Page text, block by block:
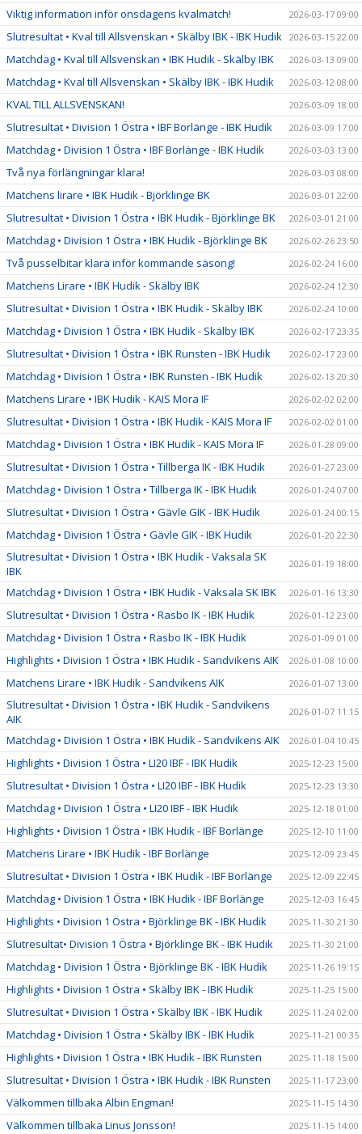
Viktig information inför onsdagens kvalmatch! 2026-03-17 09:00
Slutresultat • Kval till Allsvenskan • Skälby IBK - IBK Hudik 2026-03-15 22:00
Matchdag • Kval till Allsvenskan • IBK Hudik - Skälby IBK 2026-03-13 09:00
Matchdag • Kval till Allsvenskan • Skälby IBK - IBK Hudik 2026-03-12 08:00
KVAL TILL ALLSVENSKAN! 2026-03-09 18:00
Slutresultat • Division 1 Östra • IBF Borlänge - IBK Hudik 2026-03-09 17:00
Matchdag • Division 1 Östra • IBF Borlänge - IBK Hudik 2026-03-03 13:00
Två nya förlängningar klara! 2026-03-03 08:00
Matchens lirare • IBK Hudik - Björklinge BK 2026-03-01 22:00
Slutresultat • Division 1 Östra • IBK Hudik - Björklinge BK 2026-03-01 21:00
Matchdag • Division 1 Östra • IBK Hudik - Björklinge BK 2026-02-26 23:50
Två pusselbitar klara inför kommande säsong! 2026-02-24 16:00
Matchens Lirare • IBK Hudik - Skälby IBK 2026-02-24 12:30
Slutresultat • Division 1 Östra • IBK Hudik - Skälby IBK 2026-02-24 10:00
Matchdag • Division 1 Östra • IBK Hudik - Skälby IBK 2026-02-17 23:35
Slutresultat • Division 1 Östra • IBK Runsten - IBK Hudik 2026-02-17 23:00
Matchdag • Division 1 Östra • IBK Runsten - IBK Hudik 2026-02-13 20:30
Matchens Lirare • IBK Hudik - KAIS Mora IF 2026-02-02 02:00
Slutresultat • Division 1 Östra • IBK Hudik - KAIS Mora IF 2026-02-02 01:00
Matchdag • Division 1 Östra • IBK Hudik - KAIS Mora IF 2026-01-28 09:00
Slutresultat • Division 1 Östra • Tillberga IK - IBK Hudik 2026-01-27 23:00
Matchdag • Division 1 Östra • Tillberga IK - IBK Hudik 2026-01-24 07:00
Slutresultat • Division 1 Östra • Gävle GIK - IBK Hudik 2026-01-24 00:15
Matchdag • Division 1 Östra • Gävle GIK - IBK Hudik 2026-01-20 22:30
Slutresultat • Division 1 Östra • IBK Hudik - Vaksala SK
IBK
2026-01-19 18:00
Matchdag • Division 1 Östra • IBK Hudik - Vaksala SK IBK 2026-01-16 13:30
Slutresultat • Division 1 Östra • Rasbo IK - IBK Hudik 2026-01-12 23:00
Matchdag • Division 1 Östra • Rasbo IK - IBK Hudik 2026-01-09 01:00
Highlights • Division 1 Östra • IBK Hudik - Sandvikens AIK 2026-01-08 10:00
Matchens Lirare • IBK Hudik - Sandvikens AIK 2026-01-07 13:00
Slutresultat • Division 1 Östra • IBK Hudik - Sandvikens
AIK
2026-01-07 11:15
Matchdag • Division 1 Östra • IBK Hudik - Sandvikens AIK 2026-01-04 10:45
Highlights • Division 1 Östra • LI20 IBF - IBK Hudik 2025-12-23 15:00
Slutresultat • Division 1 Östra • LI20 IBF - IBK Hudik 2025-12-23 13:30
Matchdag • Division 1 Östra • LI20 IBF - IBK Hudik 2025-12-18 01:00
Highlights • Division 1 Östra • IBK Hudik - IBF Borlänge 2025-12-10 11:00
Matchens Lirare • IBK Hudik - IBF Borlänge 2025-12-09 23:45
Slutresultat • Division 1 Östra • IBK Hudik - IBF Borlänge 2025-12-09 22:45
Matchdag • Division 1 Östra • IBK Hudik - IBF Borlänge 2025-12-03 16:45
Highlights • Division 1 Östra • Björklinge BK - IBK Hudik 2025-11-30 21:30
Slutresultat• Division 1 Östra • Björklinge BK - IBK Hudik 2025-11-30 21:00
Matchdag • Division 1 Östra • Björklinge BK - IBK Hudik 2025-11-26 19:15
Highlights • Division 1 Östra • Skälby IBK - IBK Hudik 2025-11-25 15:00
Slutresultat • Division 1 Östra • Skälby IBK - IBK Hudik 2025-11-24 02:00
Matchdag • Division 1 Östra • Skälby IBK - IBK Hudik 2025-11-21 00:35
Highlights • Division 1 Östra • IBK Hudik - IBK Runsten 2025-11-18 15:00
Slutresultat • Division 1 Östra • IBK Hudik - IBK Runsten 2025-11-17 23:00
Välkommen tillbaka Albin Engman! 2025-11-15 14:30
Välkommen tillbaka Linus Jonsson! 2025-11-15 14:00